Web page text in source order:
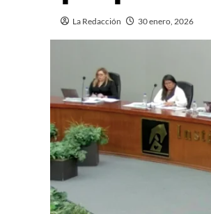
La Redacción 30 enero, 2026